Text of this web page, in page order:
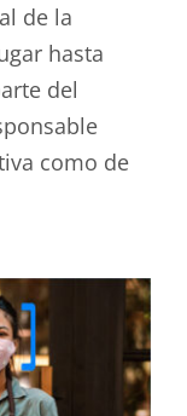
de la
hasta
del
como de